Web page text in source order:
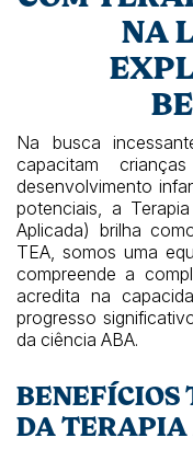
NA
Na busca
capacitam
desenvolvimento
potenciais, a
Aplicada) brilha
TEA, somos uma
compreende a
acredita na
progresso
da ciência ABA.
BENEFÍCIOS
DA